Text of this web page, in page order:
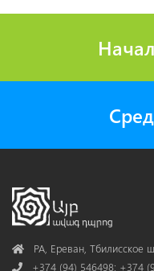
AddressРА, Ереван, Тбилисское
Phone+374 (94) 546498; +374